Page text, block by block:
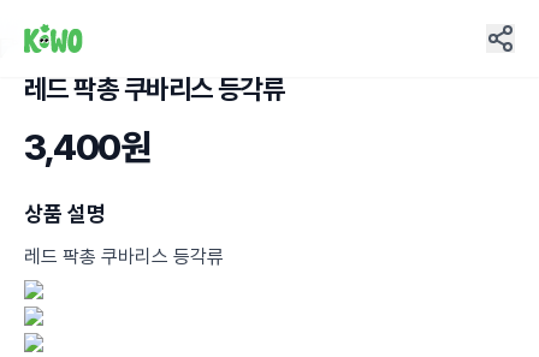
레드 팍총 쿠바리스 등각류
3,400원
상품 설명
레드 팍총 쿠바리스 등각류